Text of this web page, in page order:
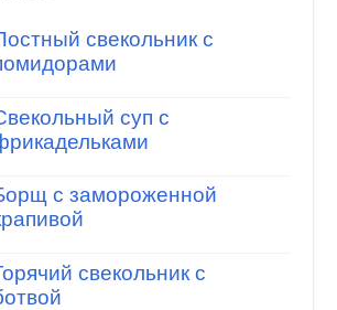
свекольник с
суп с
с замороженной
свекольник с